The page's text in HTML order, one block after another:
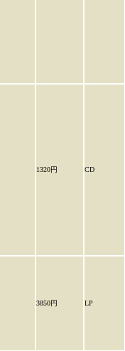
1320円 CD
3850円 LP